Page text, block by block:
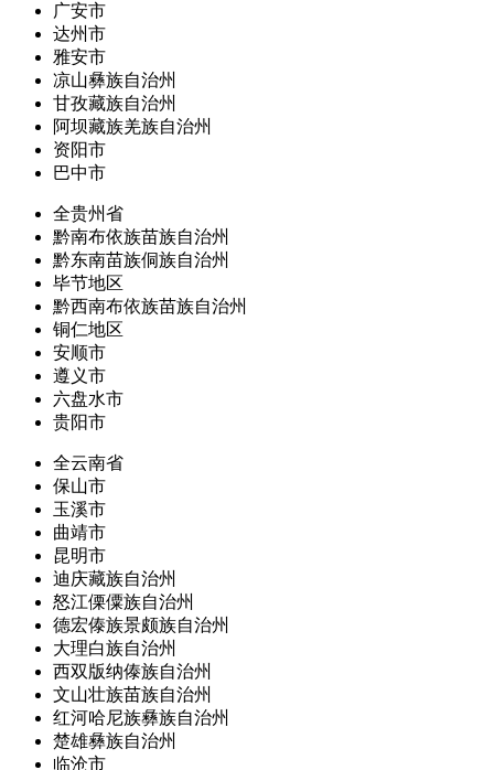
广安市
达州市
雅安市
凉山彝族自治州
甘孜藏族自治州
阿坝藏族羌族自治州
资阳市
巴中市
全贵州省
黔南布依族苗族自治州
黔东南苗族侗族自治州
毕节地区
黔西南布依族苗族自治州
铜仁地区
安顺市
遵义市
六盘水市
贵阳市
全云南省
保山市
玉溪市
曲靖市
昆明市
迪庆藏族自治州
怒江傈僳族自治州
德宏傣族景颇族自治州
大理白族自治州
西双版纳傣族自治州
文山壮族苗族自治州
红河哈尼族彝族自治州
楚雄彝族自治州
临沧市